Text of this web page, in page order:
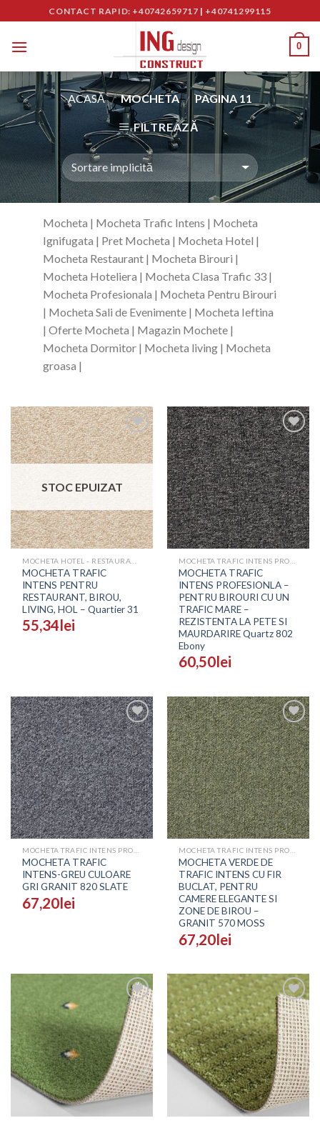
content
CONTACT RAPID: +40742659717 | +40741299115
0
ACASĂ / MOCHETA / PAGINA 11
FILTREAZĂ
Mocheta | Mocheta Trafic Intens | Mocheta
Ignifugata | Pret Mocheta | Mocheta Hotel |
Mocheta Restaurant | Mocheta Birouri |
Mocheta Hoteliera | Mocheta Clasa Trafic 33 |
Mocheta Profesionala | Mocheta Pentru Birouri
| Mocheta Sali de Evenimente | Mocheta Ieftina
| Oferte Mocheta | Magazin Mochete |
Mocheta Dormitor | Mocheta living | Mocheta
groasa |
Adaugă
în
Wishlist
STOC EPUIZAT
MOCHETA TRAFIC
INTENS PENTRU
RESTAURANT, BIROU,
LIVING, HOL – Quartier 31
55,34lei
Adaugă
în
Wishlist
MOCHETA TRAFIC
INTENS PROFESIONLA –
PENTRU BIROURI CU UN
TRAFIC MARE –
REZISTENTA LA PETE SI
MAURDARIRE Quartz 802
Ebony
60,50lei
Adaugă
în
Wishlist
MOCHETA TRAFIC INTENS PROFESIONALA - PRETURI
MOCHETA TRAFIC
INTENS-GREU CULOARE
GRI GRANIT 820 SLATE
67,20lei
Adaugă
în
Wishlist
MOCHETA TRAFIC INTENS PROFESIONALA - PRETURI
MOCHETA VERDE DE
TRAFIC INTENS CU FIR
BUCLAT, PENTRU
CAMERE ELEGANTE SI
ZONE DE BIROU –
GRANIT 570 MOSS
67,20lei
Adaugă
în
Wishlist
Adaugă
în
Wishlist